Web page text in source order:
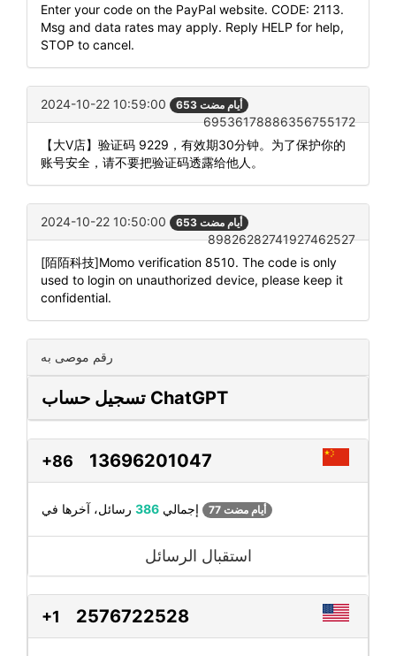
Enter your code on the PayPal website. CODE: 2113.
Msg and data rates may apply. Reply HELP for help,
STOP to cancel.
2024-10-22 10:59:00 653 أيام مضت
69536178886356755172
【大V店】验证码 9229，有效期30分钟。为了保护你的
账号安全，请不要把验证码透露给他人。
2024-10-22 10:50:00 653 أيام مضت
89826282741927462527
[陌陌科技]Momo verification 8510. The code is only
used to login on unauthorized device, please keep it
confidential.
رقم موصى به
تسجيل حساب ChatGPT
+86 13696201047
إجمالي 386 77 أيام مضت
استقبال الرسائل
+1 2576722528